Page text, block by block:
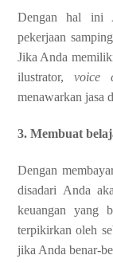
Dengan hal ini
pekerjaan
Jika Anda
ilustrator, voice
menawarkan jasa
3. Membuat
Dengan
disadari Anda
keuangan yang
terpikirkan oleh
jika Anda benar-